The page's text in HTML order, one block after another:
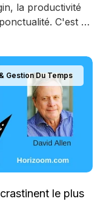
la productivité
C'est ce
par
une réunion, un
Gestion Du Temps
le plus